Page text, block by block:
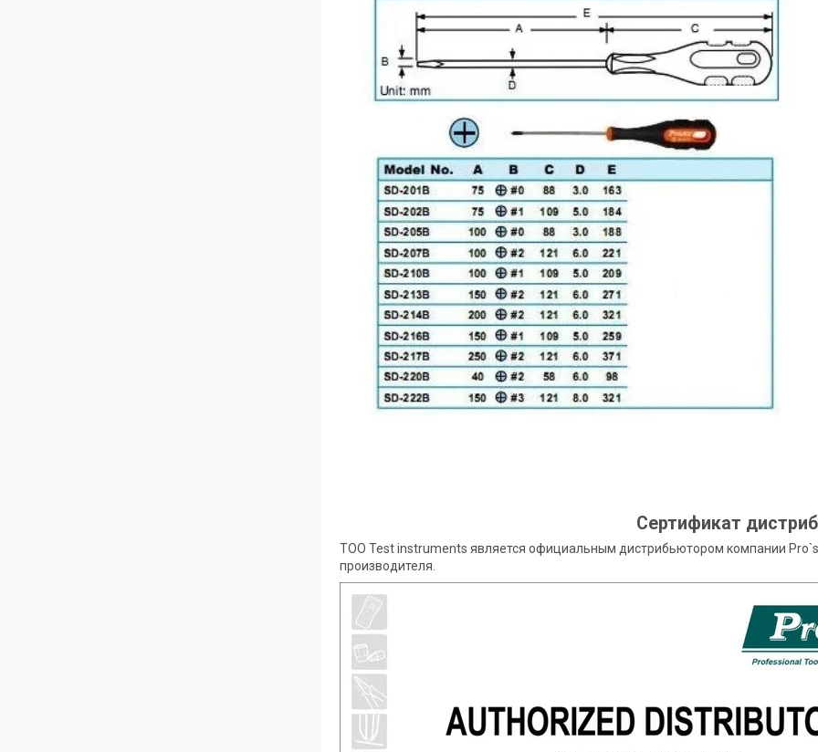
Сертификат
ТОО Test instruments является официальным дистрибьютором компании
производителя.